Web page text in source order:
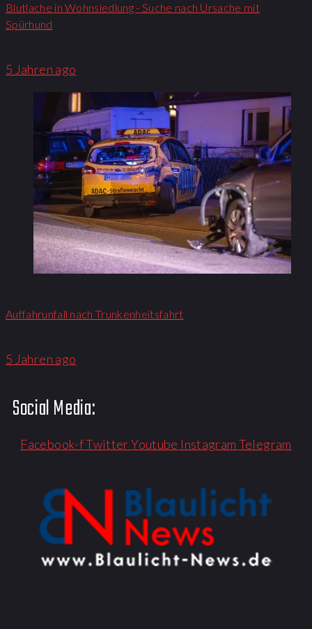
Blutlache in Wohnsiedlung - Suche nach Ursache mit
Spürhund
5 Jahren ago
Auffahrunfall nach Trunkenheitsfahrt
5 Jahren ago
Social Media:
Facebook-fTwitterYoutube Instagram Telegram